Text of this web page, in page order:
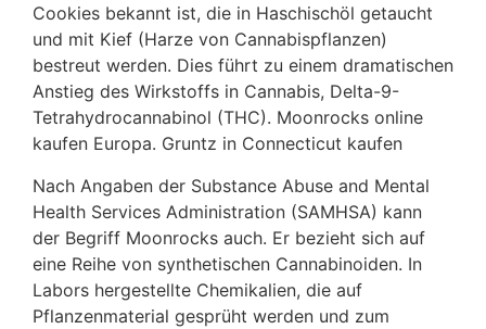
Cookies bekannt ist, die in Haschischöl getaucht
und mit Kief (Harze von Cannabispflanzen)
bestreut werden. Dies führt zu einem dramatischen
Anstieg des Wirkstoffs in Cannabis, Delta-9-
Tetrahydrocannabinol (THC). Moonrocks online
kaufen Europa. Gruntz in Connecticut kaufen
Nach Angaben der Substance Abuse and Mental
Health Services Administration (SAMHSA) kann
der Begriff Moonrocks auch. Er bezieht sich auf
eine Reihe von synthetischen Cannabinoiden. In
Labors hergestellte Chemikalien, die auf
Pflanzenmaterial gesprüht werden und zum